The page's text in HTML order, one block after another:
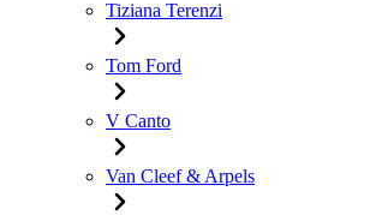
Tiziana Terenzi
Tom Ford
V Canto
Van Cleef & Arpels